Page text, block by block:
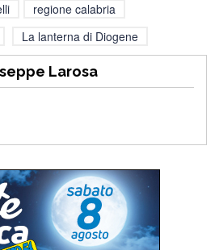
regione calabria
La lanterna di Diogene
Larosa